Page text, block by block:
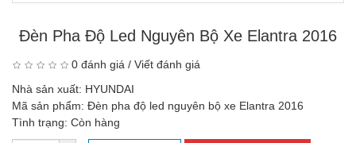
Đèn Pha Độ Led Nguyên Bộ Xe Elantra 2016
0 đánh giá / Viết đánh giá
Nhà sản xuất: HYUNDAI
Mã sản phẩm: Đèn pha độ led nguyên bộ xe Elantra 2016
Tình trạng: Còn hàng